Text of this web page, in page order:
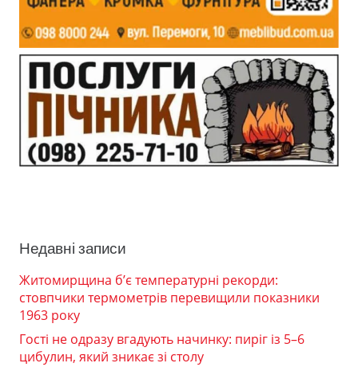
Недавні записи
Житомирщина б’є температурні рекорди:
стовпчики термометрів перевищили показники
1963 року
Гості не одразу вгадують начинку: пиріг із 5–6
цибулин, який зникає зі столу